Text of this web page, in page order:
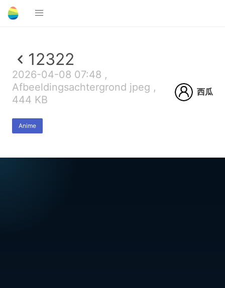
12322
2026-04-08 07:48 ,
Afbeeldingsachtergrond jpeg ,
444 KB
Anime
西瓜